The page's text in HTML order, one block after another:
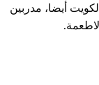
أيضا، مدربين